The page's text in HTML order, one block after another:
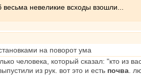
невеликие всходы взошли...
на поворот ума
человека, который сказал: "кто из
из рук. вот это и есть почва .